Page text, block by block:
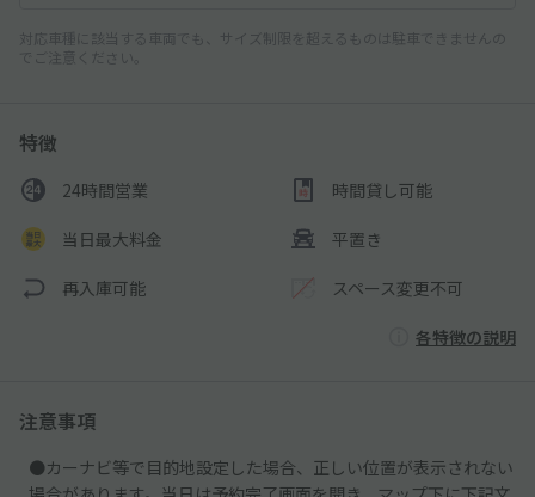
対応車種に該当する車両でも、サイズ制限を超えるものは駐車できませんの
でご注意ください。
特徴
24時間営業 時間貸し可能
当日最大料金 平置き
再入庫可能 スペース変更不可
各特徴の説明
注意事項
●カーナビ等で目的地設定した場合、正しい位置が表示されない